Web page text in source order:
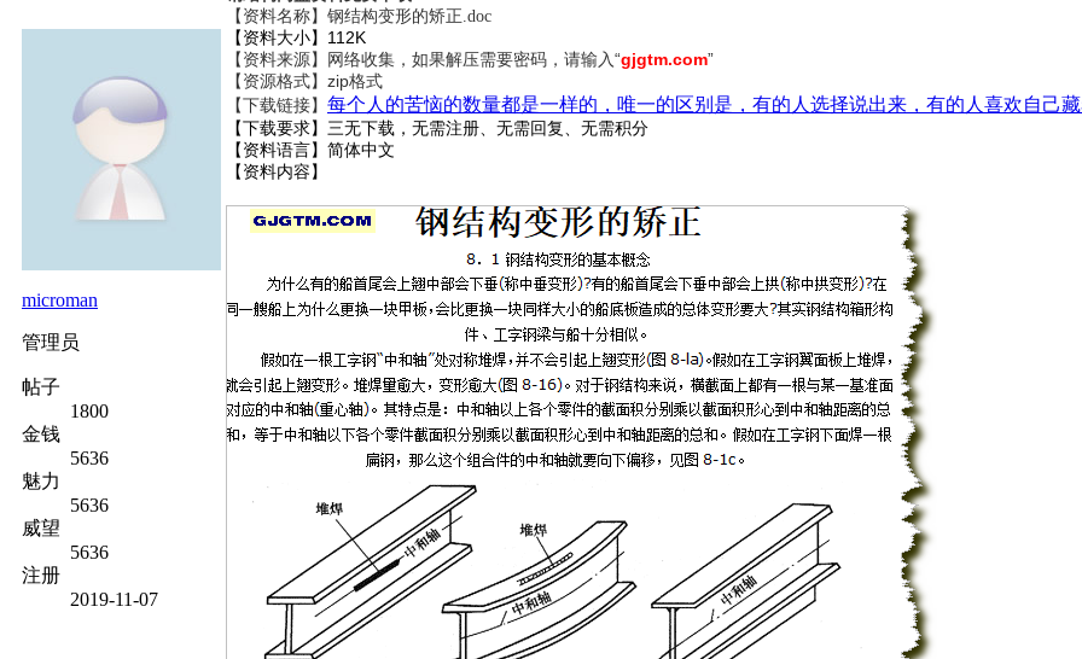
microman
管理员
帖子
1800
金钱
5636
魅力
5636
威望
5636
注册
2019-11-07
【资料名称】 钢结构变形的矫正.doc
【资料大小】112K
【资料来源】网络收集，如果解压需要密码，请输入“gjgtm.com”
【资源格式】zip格式
【下载链接】 每个人的苦恼的数量都是一样的，唯一的区别是，有的人选择说出来，有的人喜欢自己
【下载要求】三无下载，无需注册、无需回复、无需积分
【资料语言】简体中文
【资料内容】